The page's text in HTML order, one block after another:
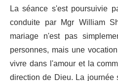
La séance s'est poursuivie
conduite par Mgr William
mariage n'est pas
personnes, mais une
vivre dans l'amour et la